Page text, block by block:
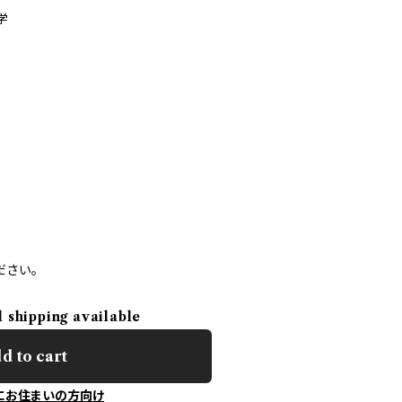
い。
available
to cart
お住まいの方向け